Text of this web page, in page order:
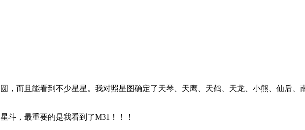
，而且能看到不少星星。我对照星图确定了天琴、天鹰、天鹤、天龙、小熊、仙后、
斗，最重要的是我看到了M31！！！